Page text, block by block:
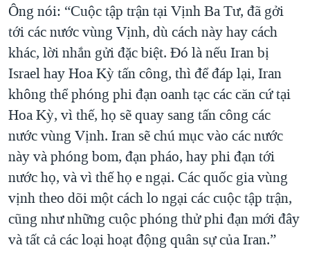
Ông nói: “Cuộc tập trận tại Vịnh Ba Tư, đã gởi
tới các nước vùng Vịnh, dù cách này hay cách
khác, lời nhắn gửi đặc biệt. Đó là nếu Iran bị
Israel hay Hoa Kỳ tấn công, thì để đáp lại, Iran
không thể phóng phi đạn oanh tạc các căn cứ tại
Hoa Kỳ, vì thế, họ sẽ quay sang tấn công các
nước vùng Vịnh. Iran sẽ chú mục vào các nước
này và phóng bom, đạn pháo, hay phi đạn tới
nước họ, và vì thế họ e ngại. Các quốc gia vùng
vịnh theo dõi một cách lo ngại các cuộc tập trận,
cũng như những cuộc phóng thử phi đạn mới đây
và tất cả các loại hoạt động quân sự của Iran.”